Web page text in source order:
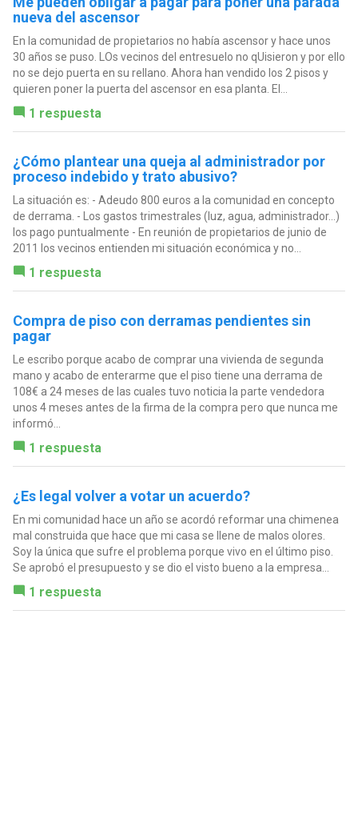
nueva del ascensor
En la comunidad de propietarios no había ascensor y hace unos
30 años se puso. LOs vecinos del entresuelo no qUisieron y por ello
no se dejo puerta en su rellano. Ahora han vendido los 2 pisos y
quieren poner la puerta del ascensor en esa planta. El...
1 respuesta
¿Cómo plantear una queja al administrador por
proceso indebido y trato abusivo?
La situación es: - Adeudo 800 euros a la comunidad en concepto
de derrama. - Los gastos trimestrales (luz, agua, administrador...)
los pago puntualmente - En reunión de propietarios de junio de
2011 los vecinos entienden mi situación económica y no...
1 respuesta
Compra de piso con derramas pendientes sin
pagar
Le escribo porque acabo de comprar una vivienda de segunda
mano y acabo de enterarme que el piso tiene una derrama de
108€ a 24 meses de las cuales tuvo noticia la parte vendedora
unos 4 meses antes de la firma de la compra pero que nunca me
informó...
1 respuesta
¿Es legal volver a votar un acuerdo?
En mi comunidad hace un año se acordó reformar una chimenea
mal construida que hace que mi casa se llene de malos olores.
Soy la única que sufre el problema porque vivo en el último piso.
Se aprobó el presupuesto y se dio el visto bueno a la empresa...
1 respuesta